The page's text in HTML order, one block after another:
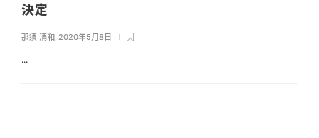
決定
那須 清和 2020年5月8日
...